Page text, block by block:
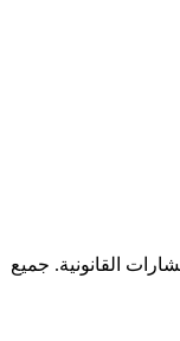
القانونية. جميع